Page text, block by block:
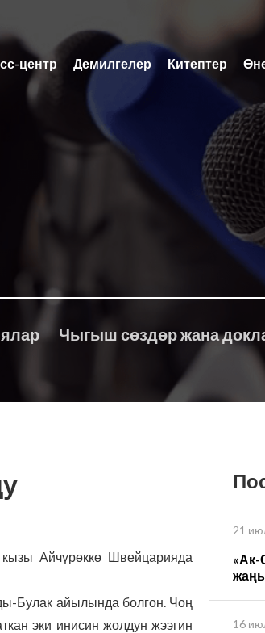
центр Демилгелер Китептер
Чыгыш сөздөр жана
Айчүрөккө Швейцарияда
Булак айылында болгон. Чоң
эки инисин жолдун жээгин
21
«Ак-
16